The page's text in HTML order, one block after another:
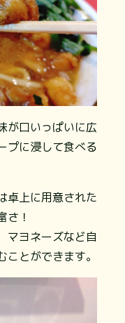
が口いっぱいに広
プに浸して食べる
卓上に用意された
さ！
マヨネーズなど自
とができます。